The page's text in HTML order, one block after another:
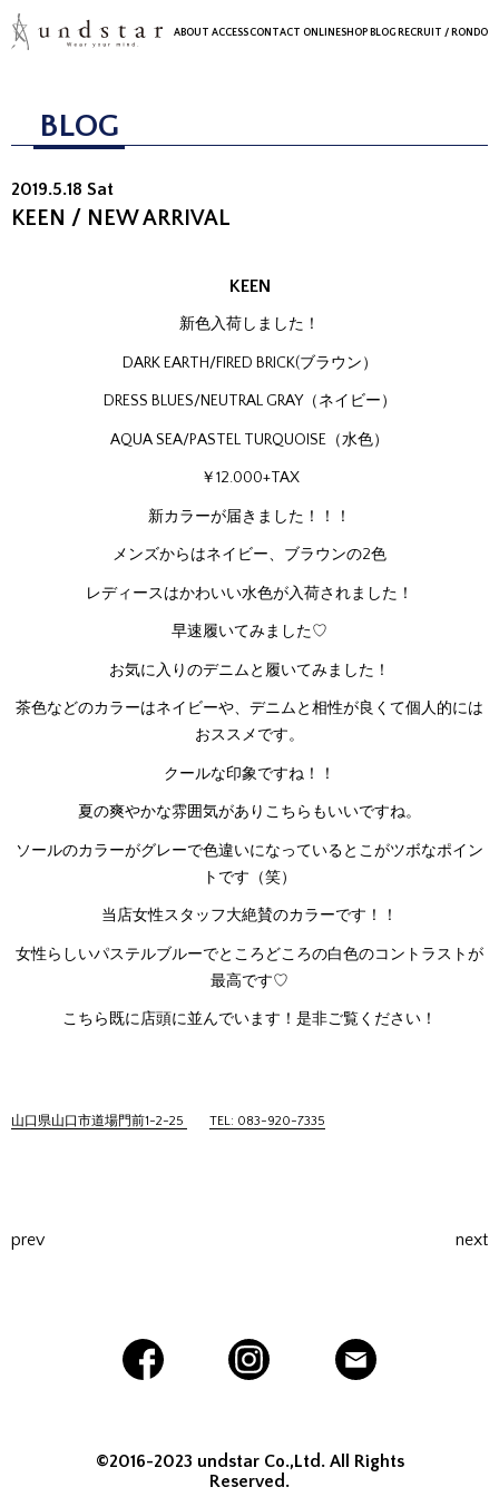
ABOUT ACCESSCONTACT ONLINESHOP BLOG RECRUIT / RONDO
BLOG
2019.5.18 Sat
KEEN / NEW ARRIVAL
KEEN
新色入荷しました！
DARK EARTH/FIRED BRICK(ブラウン）
DRESS BLUES/NEUTRAL GRAY（ネイビー）
AQUA SEA/PASTEL TURQUOISE（水色）
￥12.000+TAX
新カラーが届きました！！！
メンズからはネイビー、ブラウンの2色
レディースはかわいい水色が入荷されました！
早速履いてみました♡
お気に入りのデニムと履いてみました！
茶色などのカラーはネイビーや、デニムと相性が良くて個人的には
おススメです。
クールな印象ですね！！
夏の爽やかな雰囲気がありこちらもいいですね。
ソールのカラーがグレーで色違いになっているとこがツボなポイン
トです（笑）
当店女性スタッフ大絶賛のカラーです！！
女性らしいパステルブルーでところどころの白色のコントラストが
最高です♡
こちら既に店頭に並んでいます！是非ご覧ください！
山口県山口市道場門前1-2-25 TEL: 083-920-7335
prev next
©2016-2023 undstar Co.,Ltd. All Rights
Reserved.